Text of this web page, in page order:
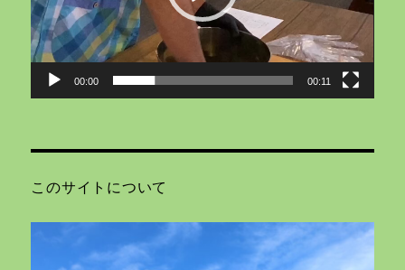
ヤ
ー
00:00 00:11
このサイトについて